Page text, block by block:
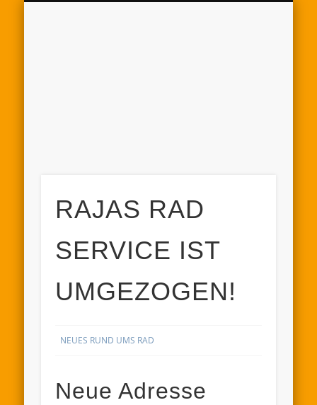
RAJAS RAD
SERVICE IST
UMGEZOGEN!
NEUES RUND UMS RAD
Neue Adresse